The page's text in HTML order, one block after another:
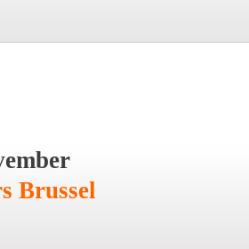
Brussel